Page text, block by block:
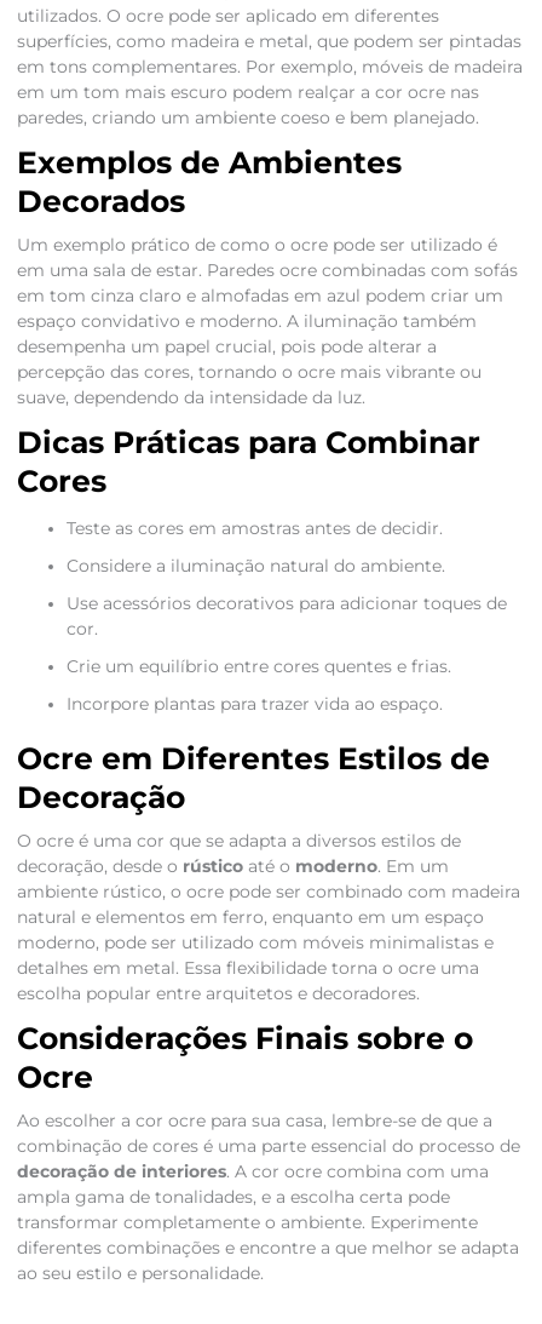
utilizados. O ocre pode ser aplicado em diferentes
superfícies, como madeira e metal, que podem ser pintadas
em tons complementares. Por exemplo, móveis de madeira
em um tom mais escuro podem realçar a cor ocre nas
paredes, criando um ambiente coeso e bem planejado.
Exemplos de Ambientes
Decorados
Um exemplo prático de como o ocre pode ser utilizado é
em uma sala de estar. Paredes ocre combinadas com sofás
em tom cinza claro e almofadas em azul podem criar um
espaço convidativo e moderno. A iluminação também
desempenha um papel crucial, pois pode alterar a
percepção das cores, tornando o ocre mais vibrante ou
suave, dependendo da intensidade da luz.
Dicas Práticas para Combinar
Cores
Teste as cores em amostras antes de decidir.
Considere a iluminação natural do ambiente.
Use acessórios decorativos para adicionar toques de
cor.
Crie um equilíbrio entre cores quentes e frias.
Incorpore plantas para trazer vida ao espaço.
Ocre em Diferentes Estilos de
Decoração
O ocre é uma cor que se adapta a diversos estilos de
decoração, desde o rústicoaté o moderno. Em um
ambiente rústico, o ocre pode ser combinado com madeira
natural e elementos em ferro, enquanto em um espaço
moderno, pode ser utilizado com móveis minimalistas e
detalhes em metal. Essa flexibilidade torna o ocre uma
escolha popular entre arquitetos e decoradores.
Considerações Finais sobre o
Ocre
Ao escolher a cor ocre para sua casa, lembre-se de que a
combinação de cores é uma parte essencial do processo de
decoração de interiores. A cor ocre combina com uma
ampla gama de tonalidades, e a escolha certa pode
transformar completamente o ambiente. Experimente
diferentes combinações e encontre a que melhor se adapta
ao seu estilo e personalidade.